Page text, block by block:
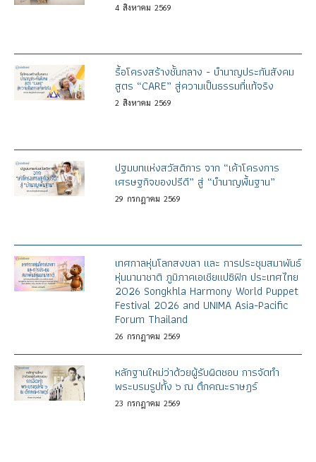
4 สิงหาคม 2569
รื้อโครงสร้างชั้นกลาง - บำนาญประกันสังคม
สูตร “CARE” สู่ความเป็นธรรมที่แท้จริง
2 สิงหาคม 2569
ปฐมบทแห่งสวัสดิการ จาก “เค้าโครงการ
เศรษฐกิจของปรีดี” สู่ “บำนาญพื้นฐาน”
29 กรกฎาคม 2569
เทศกาลหุ่นโลกสงขลา และ การประชุมสมาพันธ์
หุ่นนานาชาติ ภูมิภาคเอเชียแปซิฟิก ประเทศไทย
2026 Songkhla Harmony World Puppet
Festival 2026 and UNIMA Asia-Pacific
Forum Thailand
26 กรกฎาคม 2569
หลักฐานใหม่ว่าด้วยผู้รับผิดชอบ การจัดทำ
พระบรมรูปทั้ง ๖ ณ ตึกคณะราษฎร์
23 กรกฎาคม 2569